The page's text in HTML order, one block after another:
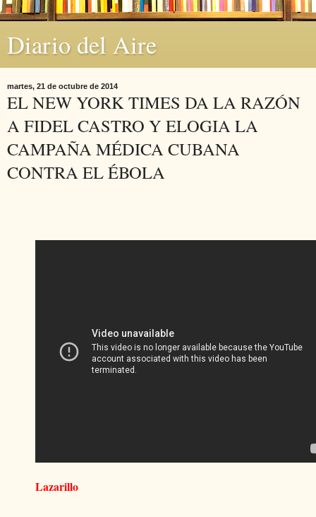
Diario del Aire
martes, 21 de octubre de 2014
EL NEW YORK TIMES DA LA RAZÓN
A FIDEL CASTRO Y ELOGIA LA
CAMPAÑA MÉDICA CUBANA
CONTRA EL ÉBOLA
Lazarillo